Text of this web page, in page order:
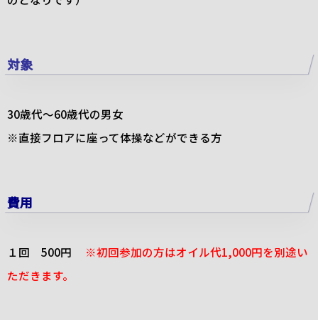
対象
30歳代～60歳代の男女
※直接フロアに座って体操などができる方
費用
１回 500円 ※初回参加の方はオイル代1,000円を別途い
ただきます。